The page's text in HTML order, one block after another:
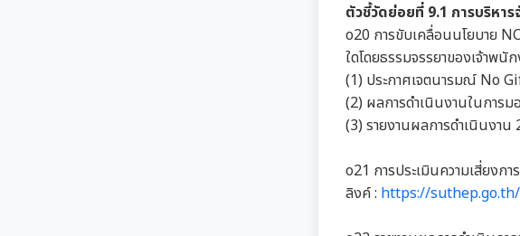
ตัวชี้วัดย่อยที่ 9.1 การบริหา
o20 การขับเคลื่อนนโยบาย
ใดโดยธรรมจรรยาของเจ้าพนั
(1) ประกาศเจตนารมณ์ No
(2) ผลการดำเนินงานในการม
(3) รายงานผลการดำเนินงาน
o21 การประเมินความเสี่ยงก
ลิงค์ : https://